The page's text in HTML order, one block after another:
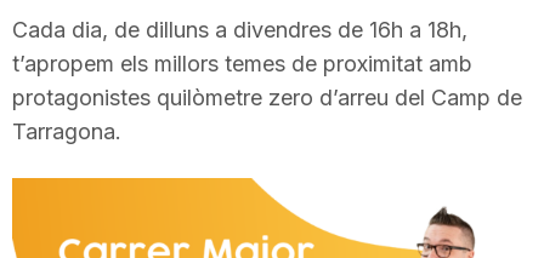
u
t
Cada dia, de dilluns a divendres de 16h a 18h,
t’apropem els millors temes de proximitat amb
protagonistes quilòmetre zero d’arreu del Camp de
Tarragona.